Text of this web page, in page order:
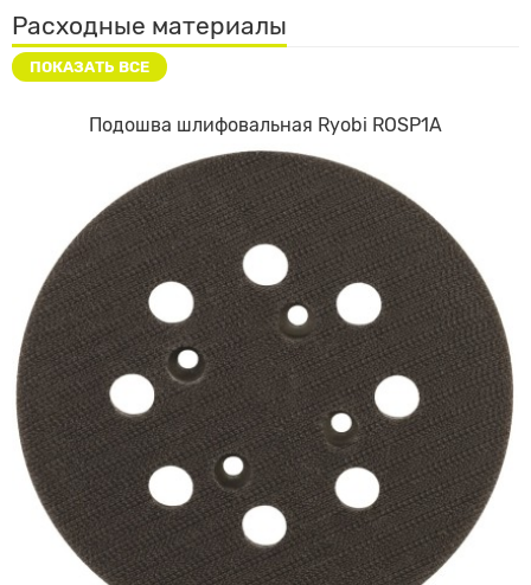
Расходные материалы
ПОКАЗАТЬ ВСЕ
Подошва шлифовальная Ryobi ROSP1A